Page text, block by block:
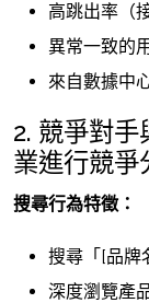
高跳出率（
異常一致的
來自數據中
2. 競爭對
業進行競爭
搜尋行為特徵：
搜尋「[品牌
深度瀏覽產